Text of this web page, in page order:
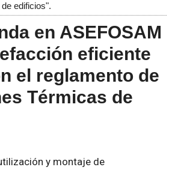
edificios".
en ASEFOSAM
eficiente
el reglamento de
Térmicas de
y montaje de